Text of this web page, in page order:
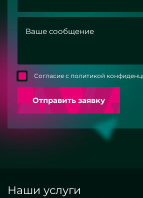
Согласие с политикой
Отправить заявку
Наши услуги